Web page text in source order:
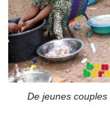
De jeunes